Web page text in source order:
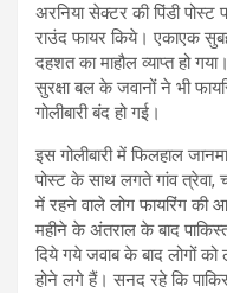
अरनिया सेक्टर की पिंडी
राउंद फायर किये। एकाएक
दहशत का माहौल व्याप्त हो
सुरक्षा बल के जवानों ने भी
गोलीबारी बंद हो गई।
इस गोलीबारी में फिलहाल
पोस्ट के साथ लगते गांव त्रेवा,
में रहने वाले लोग फायरिंग
महीने के अंतराल के बाद
दिये गये जवाब के बाद लोगों को
होने लगे हैं। सनद रहे कि